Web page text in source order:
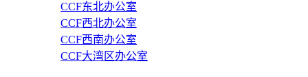
CCF东北办公室
CCF西北办公室
CCF西南办公室
CCF大湾区办公室